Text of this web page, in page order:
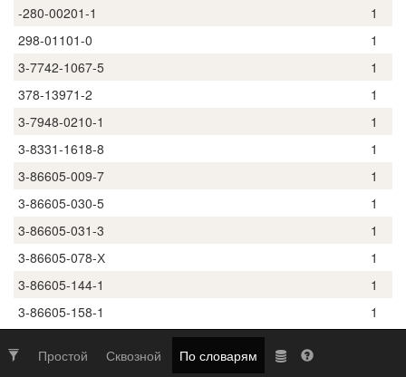
-280-00201-1
1
298-01101-0
1
3-7742-1067-5
1
378-13971-2
1
3-7948-0210-1
1
3-8331-1618-8
1
3-86605-009-7
1
3-86605-030-5
1
3-86605-031-3
1
3-86605-078-Х
1
3-86605-144-1
1
3-86605-158-1
1
Простой Сквозной По словарям